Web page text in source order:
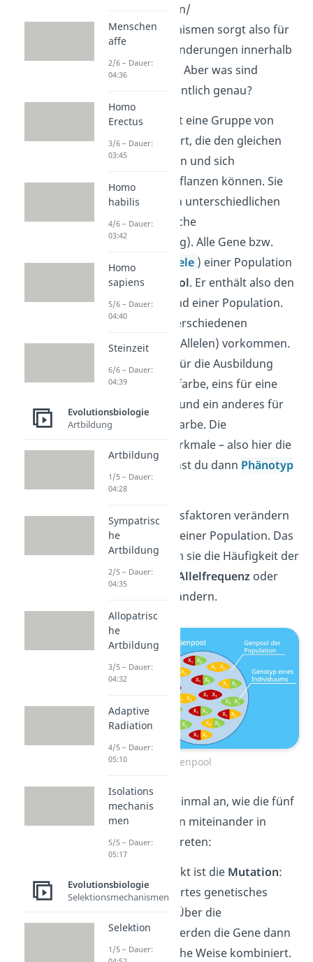
Evolutionsfaktoren/
Evolutionsmechanismen sorgt also für
evolutionäre Veränderungen innerhalb
von Populationen. Aber was sind
Populationen eigentlich genau?
Eine Population ist eine Gruppe von
Individuen einer Art, die den gleichen
Lebensraum haben und sich
miteinander fortpflanzen können. Sie
alle besitzen einen unterschiedlichen
Genotyp(genetische
Zusammensetzung). Alle Gene bzw.
Genvarianten (
Allele ) einer Population
bilden denGenpool. Er enthält also den
Gesamtgenbestand einer Population.
Ein Gen kann in verschiedenen
Zustandsformen (Allelen) vorkommen.
So sorgt ein Allel für die Ausbildung
einerroten
Federfarbe, eins für eine
Federfarbe und ein anderes für
einegrüne
Federfarbe. Die
ausgeprägten Merkmale – also hier die
Federfarbe – nennst du dann Phänotyp
Die fünf Evolutionsfaktoren verändern
nun den Genpool einer Population. Das
machen sie, indem sie die Häufigkeit der
einzelnen Allele –
Allelfrequenz oder
– ändern.
Genpool
Schauen wir uns einmal an, wie die fünf
Evolutionsfaktoren miteinander in
Wechselwirkung treten:
Der Ausgangspunkt ist die Mutation:
Sie liefert verändertes genetisches
). Über die
Rekombination
werden die Gene dann
auf unterschiedliche Weise kombiniert.
Menschen
affe
2/6 – Dauer:
04:36
Homo
Erectus
3/6 – Dauer:
03:45
Homo
habilis
4/6 – Dauer:
03:42
Homo
sapiens
5/6 – Dauer:
04:40
Steinzeit
6/6 – Dauer:
04:39
Evolutionsbiologie
Artbildung
Artbildung
1/5 – Dauer:
04:28
Sympatrisc
he
Artbildung
2/5 – Dauer:
04:35
Allopatrisc
he
Artbildung
3/5 – Dauer:
04:32
Adaptive
Radiation
4/5 – Dauer:
05:10
Isolations
mechanis
men
5/5 – Dauer:
05:17
Evolutionsbiologie
Selektionsmechanismen
Selektion
1/5 – Dauer: